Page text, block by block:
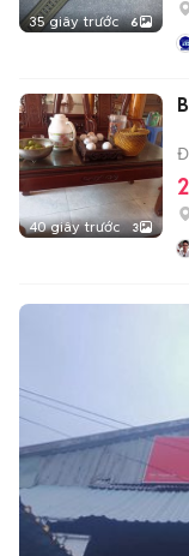
35 giây trước 6
40 giây trước 3